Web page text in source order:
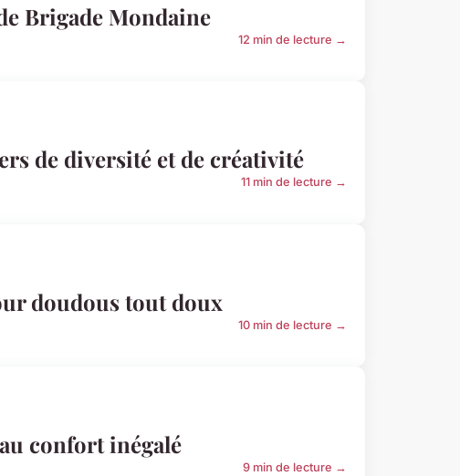
Brigade Mondaine
12 min de lecture →
de diversité et de créativité
11 min de lecture →
doudous tout doux
10 min de lecture →
confort inégalé
9 min de lecture →